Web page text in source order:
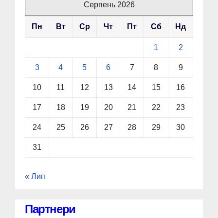
Серпень 2026
Пн Вт Ср Чт Пт Сб Нд
1 2
3 4 5 6 7 8 9
10 11 12 13 14 15 16
17 18 19 20 21 22 23
24 25 26 27 28 29 30
31
« Лип
Партнери